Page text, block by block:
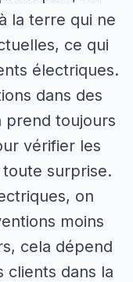
la terre qui ne
ce qui
électriques.
dans des
prend toujours
vérifier les
surprise.
on
moins
cela dépend
clients dans la